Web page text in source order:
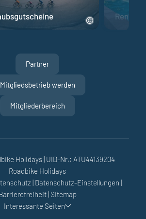
Partner
Mitgliedsbetrieb werden
Mitgliederbereich
Holidays| UID-Nr.: ATU44139204
Roadbike Holidays
| Datenschutz-Einstellungen |
| Sitemap
Interessante Seiten